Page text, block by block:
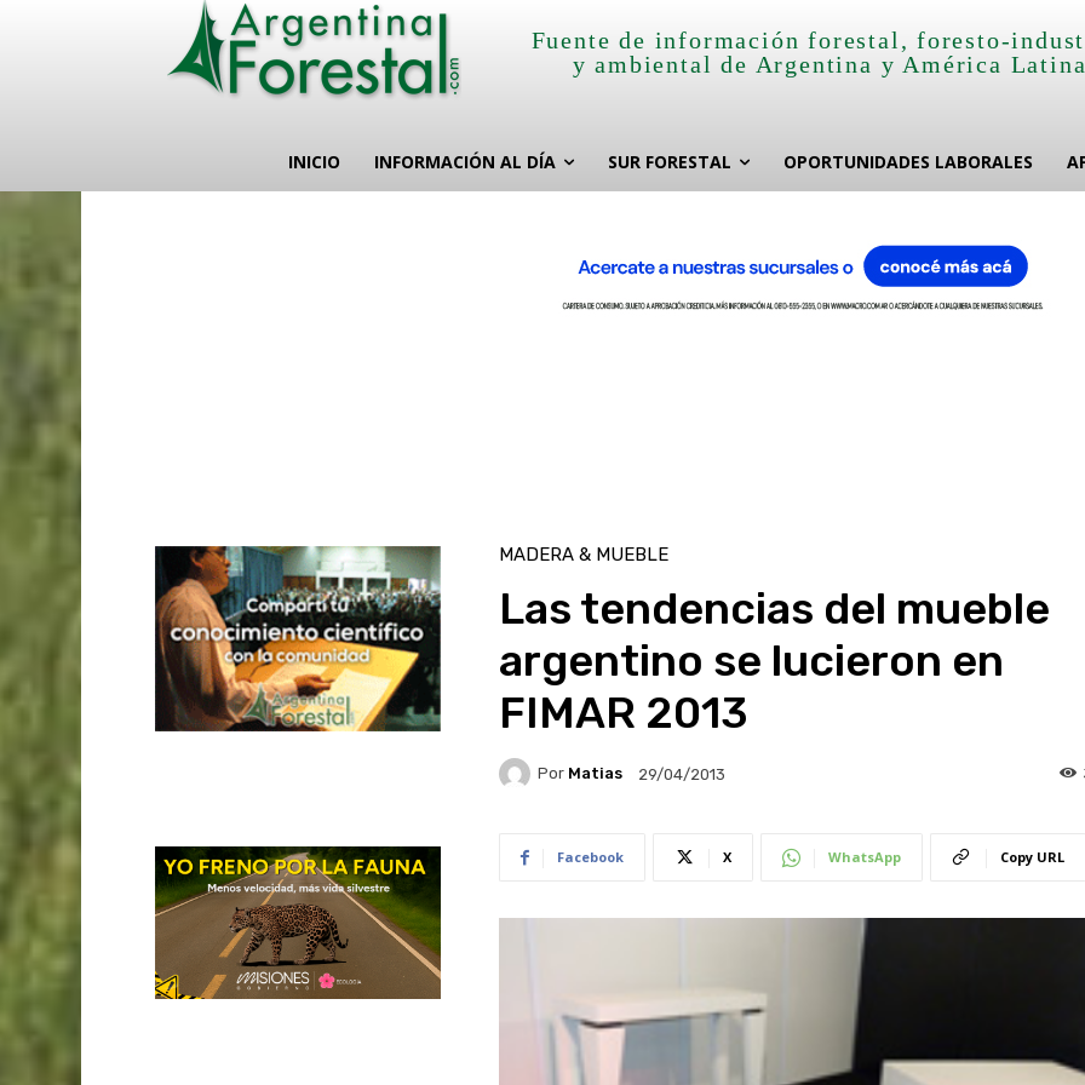
Fuente de información forestal, foresto-
y ambiental de Argentina y América
INICIO INFORMACIÓN AL DÍA SUR FORESTAL OPORTUNIDADES LABORALES
MADERA & MUEBLE
Las tendencias del mueble
argentino se lucieron en
FIMAR 2013
Por Matias 29/04/2013
Facebook X WhatsApp Copy URL